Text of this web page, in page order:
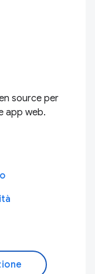
source per
app web.